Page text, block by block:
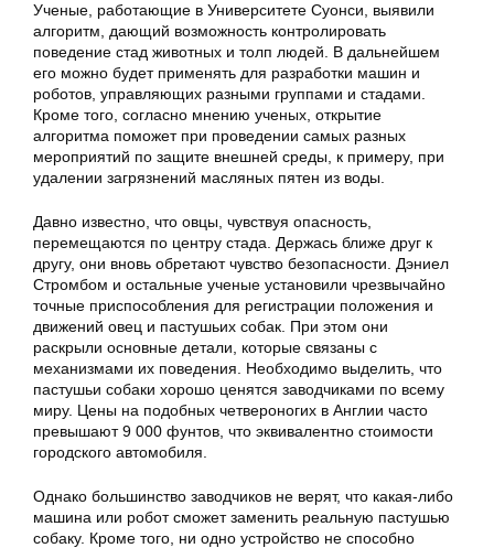
Ученые, работающие в Университете Суонси, выявили
алгоритм, дающий возможность контролировать
поведение стад животных и толп людей. В дальнейшем
его можно будет применять для разработки машин и
роботов, управляющих разными группами и стадами.
Кроме того, согласно мнению ученых, открытие
алгоритма поможет при проведении самых разных
мероприятий по защите внешней среды, к примеру, при
удалении загрязнений масляных пятен из воды.
Давно известно, что овцы, чувствуя опасность,
перемещаются по центру стада. Держась ближе друг к
другу, они вновь обретают чувство безопасности. Дэниел
Стромбом и остальные ученые установили чрезвычайно
точные приспособления для регистрации положения и
движений овец и пастушьих собак. При этом они
раскрыли основные детали, которые связаны с
механизмами их поведения. Необходимо выделить, что
пастушьи собаки хорошо ценятся заводчиками по всему
миру. Цены на подобных четвероногих в Англии часто
превышают 9 000 фунтов, что эквивалентно стоимости
городского автомобиля.
Однако большинство заводчиков не верят, что какая-либо
машина или робот сможет заменить реальную пастушью
собаку. Кроме того, ни одно устройство не способно